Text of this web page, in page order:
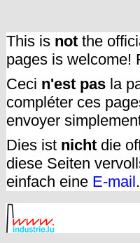
This is not the
pages is welcome!
Ceci n'est pas la
compléter ces
envoyer
Dies ist nicht die
diese Seiten
einfach eine E-mail.